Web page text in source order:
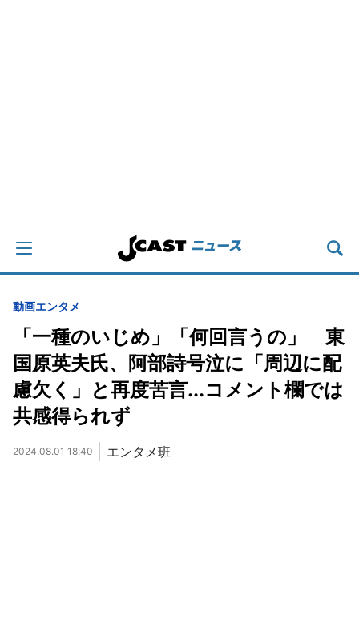
動画エンタメ
「一種のいじめ」「何回言うの」 東
国原英夫氏、阿部詩号泣に「周辺に配
慮欠く」と再度苦言...コメント欄では
共感得られず
2024.08.01 18:40 エンタメ班